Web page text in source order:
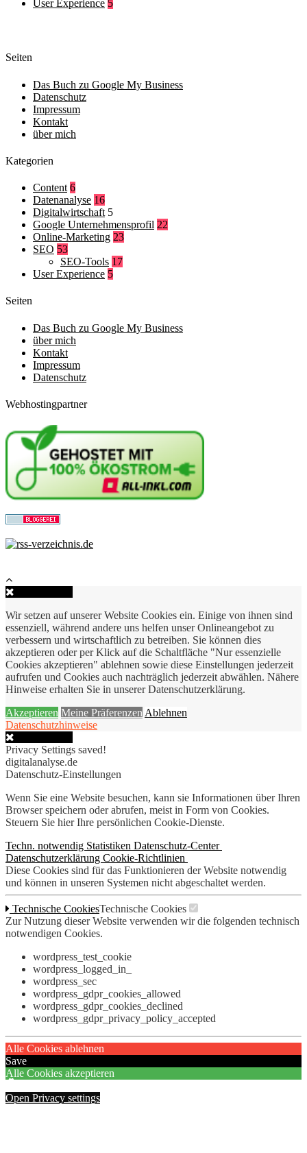
User Experience 5
Seiten
Das Buch zu Google My Business
Datenschutz
Impressum
Kontakt
über mich
Kategorien
Content 6
Datenanalyse 16
Digitalwirtschaft 5
Google Unternehmensprofil 22
Online-Marketing 23
SEO 53
SEO-Tools 17
User Experience 5
Seiten
Das Buch zu Google My Business
über mich
Kontakt
Impressum
Datenschutz
Webhostingpartner
Wir setzen auf unserer Website Cookies ein. Einige von ihnen sind
essenziell, während andere uns helfen unser Onlineangebot zu
verbessern und wirtschaftlich zu betreiben. Sie können dies
akzeptieren oder per Klick auf die Schaltfläche "Nur essenzielle
Cookies akzeptieren" ablehnen sowie diese Einstellungen jederzeit
aufrufen und Cookies auch nachträglich jederzeit abwählen. Nähere
Hinweise erhalten Sie in unserer Datenschutzerklärung.
Akzeptieren Meine Präferenzen Ablehnen
Datenschutzhinweise
Privacy Settings saved!
digitalanalyse.de
Datenschutz-Einstellungen
Wenn Sie eine Website besuchen, kann sie Informationen über Ihren
Browser speichern oder abrufen, meist in Form von Cookies.
Steuern Sie hier Ihre persönlichen Cookie-Dienste.
Techn. notwendig Statistiken Datenschutz-Center
Datenschutzerklärung Cookie-Richtlinien
Diese Cookies sind für das Funktionieren der Website notwendig
und können in unseren Systemen nicht abgeschaltet werden.
Technische CookiesTechnische Cookies
Zur Nutzung dieser Website verwenden wir die folgenden technisch
notwendigen Cookies.
wordpress_test_cookie
wordpress_logged_in_
wordpress_sec
wordpress_gdpr_cookies_allowed
wordpress_gdpr_cookies_declined
wordpress_gdpr_privacy_policy_accepted
Alle Cookies ablehnen
Save
Alle Cookies akzeptieren
Open Privacy settings